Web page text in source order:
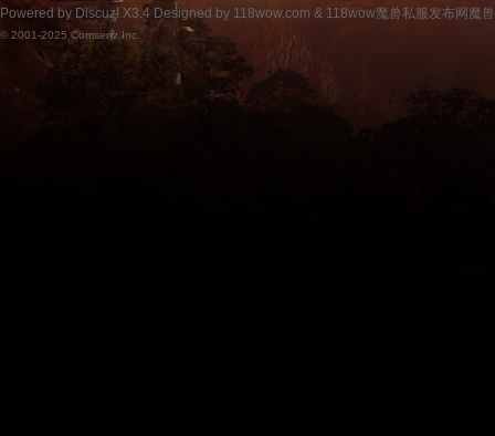
Powered by Discuz! X3.4 Designed by 118wow.com & 118wow魔兽私服发布网魔
© 2001-2025 Comsenz Inc.